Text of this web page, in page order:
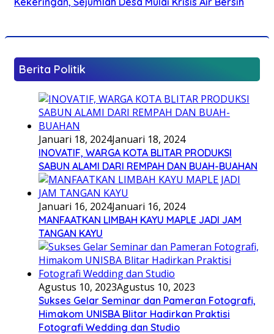
Berita Politik
Januari 18, 2024Januari 18, 2024
INOVATIF, WARGA KOTA BLITAR PRODUKSI
SABUN ALAMI DARI REMPAH DAN BUAH-BUAHAN
Januari 16, 2024Januari 16, 2024
MANFAATKAN LIMBAH KAYU MAPLE JADI JAM
TANGAN KAYU
Agustus 10, 2023Agustus 10, 2023
Sukses Gelar Seminar dan Pameran Fotografi,
Himakom UNISBA Blitar Hadirkan Praktisi
Fotografi Wedding dan Studio